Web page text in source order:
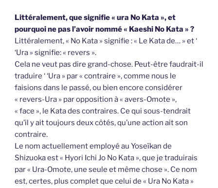
Littéralement, que signifie « ura No Kata », et
pourquoi ne pas l’avoir nommé « Kaeshi No Kata » ?
Littéralement, « No Kata » signifie : « Le Kata de… » et ‘
‘Ura » signifie: « revers ».
Cela ne veut pas dire grand-chose. Peut-être faudrait-il
traduire ‘ ‘Ura » par « contraire », comme nous le
faisions dans le passé, ou bien encore considérer
« revers-Ura » par opposition à « avers-Omote »,
« face », le Kata des contraires. Ce qui sous-tendrait
qu’il y ait toujours deux côtés, qu’une action ait son
contraire.
Le nom actuellement employé au Yoseïkan de
Shizuoka est « Hyori Ichi Jo No Kata », que je traduirais
par « Ura-Omote, une seule et même chose ». Ce nom
est, certes, plus complet que celui de « Ura No Kata »